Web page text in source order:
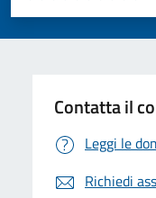
Valuta 4
Valuta 3
Valuta 2 stelle
Valuta 1 stelle su 5
Contatta il
Leggi le
Richiedi